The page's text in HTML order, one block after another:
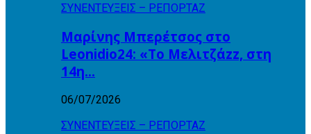
ΣΥΝΕΝΤΕΥΞΕΙΣ – ΡΕΠΟΡΤΑΖ
Μαρίνης Μπερέτσος στο
Leonidio24: «Το Μελιτζάzz, στη
14η…
06/07/2026
ΣΥΝΕΝΤΕΥΞΕΙΣ – ΡΕΠΟΡΤΑΖ